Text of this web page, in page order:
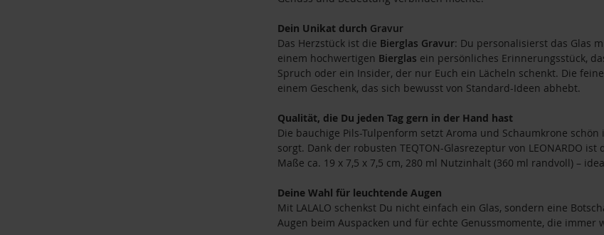
Dein Unikat durch Gravur
Das Herzstück ist die Bierglas Gravur: Du personalisierst das Glas
einem hochwertigen Bierglas ein persönliches Erinnerungsstück,
Spruch oder ein Insider, der nur Euch ein Lächeln schenkt. Die
einem Geschenk, das sich bewusst von Standard-Ideen abhebt.
Qualität, die Du jeden Tag gern in der Hand hast
Die bauchige Pils-Tulpenform setzt Aroma und Schaumkrone
sorgt. Dank der robusten TEQTON-Glasrezeptur von LEONARDO ist
Maße ca. 19 x 7,5 x 7,5 cm, 280 ml Nutzinhalt (360 ml randvoll) –
Deine Wahl für leuchtende Augen
Mit LALALO schenkst Du nicht einfach ein Glas, sondern eine
Augen beim Auspacken und für echte Genussmomente, die immer